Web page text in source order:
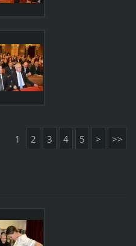
1 2 3 4 5 > >>